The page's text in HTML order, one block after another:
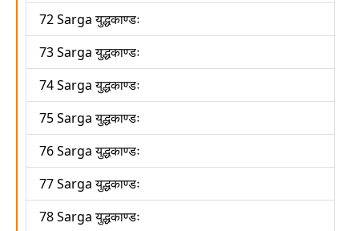
72 Sarga युद्धकाण्डः
73 Sarga युद्धकाण्डः
74 Sarga युद्धकाण्डः
75 Sarga युद्धकाण्डः
76 Sarga युद्धकाण्डः
77 Sarga युद्धकाण्डः
78 Sarga युद्धकाण्डः